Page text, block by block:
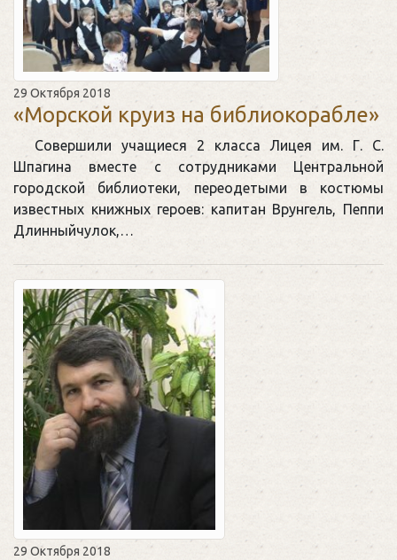
29 Октября 2018
«Морской круиз на библиокорабле»
Совершили учащиеся 2 класса Лицея им. Г. С.
Шпагина вместе с сотрудниками Центральной
городской библиотеки, переодетыми в костюмы
известных книжных героев: капитан Врунгель, Пеппи
Длинныйчулок,…
29 Октября 2018